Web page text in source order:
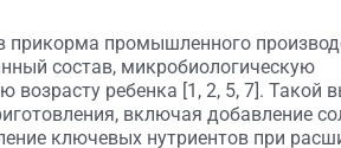
прикорма промышленного
состав, микробиологическую
возрасту ребенка [1, 2, 5, 7]. Такой
включая добавление
ключевых нутриентов при